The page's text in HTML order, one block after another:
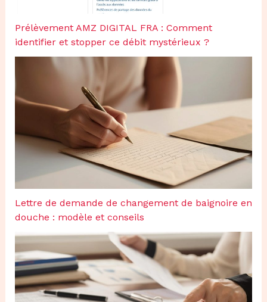
Prélèvement AMZ DIGITAL FRA : Comment
identifier et stopper ce débit mystérieux ?
Lettre de demande de changement de baignoire en
douche : modèle et conseils